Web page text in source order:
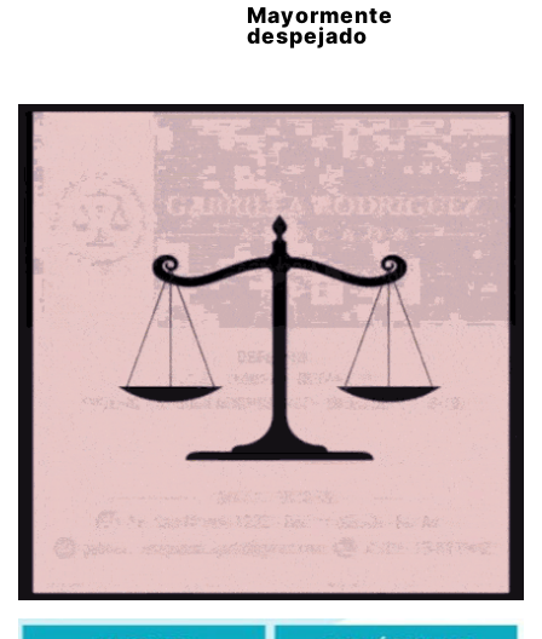
Mayormente
despejado